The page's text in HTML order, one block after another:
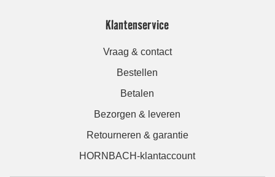
Klantenservice
Vraag & contact
Bestellen
Betalen
Bezorgen & leveren
Retourneren & garantie
HORNBACH-klantaccount